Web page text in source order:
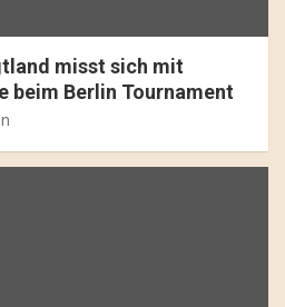
misst sich mit
beim Berlin Tournament